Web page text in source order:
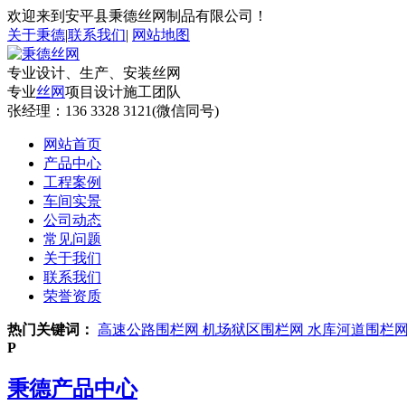
欢迎来到安平县秉德丝网制品有限公司！
关于秉德|联系我们| 网站地图
专业设计、生产、安装丝网
专业丝网项目设计施工团队
张经理： 136 3328 3121(微信同号)
网站首页
产品中心
工程案例
车间实景
公司动态
常见问题
关于我们
联系我们
荣誉资质
热门关键词： 高速公路围栏网 机场狱区围栏网 水库河道围栏网
P
秉德产品中心